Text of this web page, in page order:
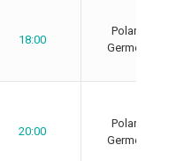
18:00
Polariom
Germering
20:00
Polariom
Germering